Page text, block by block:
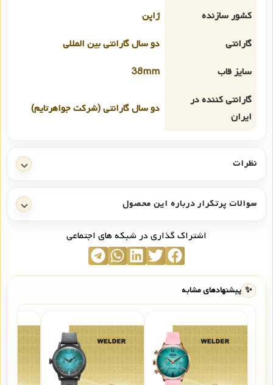
کشور سازنده
ژاپن
گارانتی
دو سال گارانتی بین المللی
سایز قاب
38mm
گارانتی کننده در
ایران
دو سال گارانتی (شرکت جواهرتایم)
نظرات
سوالات پرتکرار درباره این محصول
اشتراک گذاری در شبکه های اجتماعی
✨ پیشنهادهای مشابه